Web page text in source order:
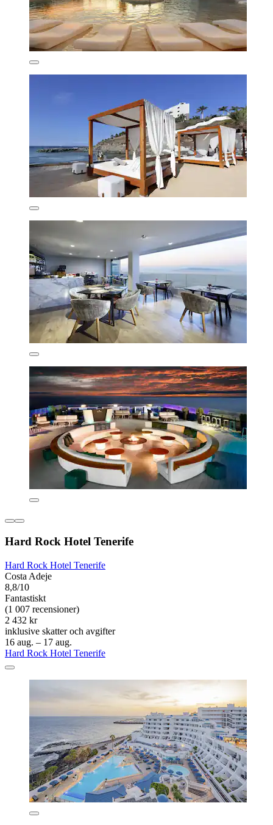
Hard Rock Hotel Tenerife
Hard Rock Hotel Tenerife
Costa Adeje
8,8/10
Fantastiskt
(1 007 recensioner)
2 432 kr
inklusive skatter och avgifter
16 aug. – 17 aug.
Hard Rock Hotel Tenerife